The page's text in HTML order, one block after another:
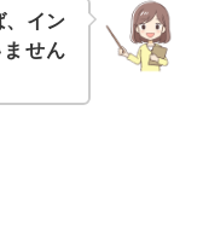
、イン
せん